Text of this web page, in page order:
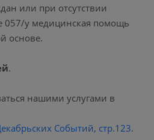
или при отсутствии
057/у медицинская помощь
основе.
.
нашими услугами в
Событий, стр.123.